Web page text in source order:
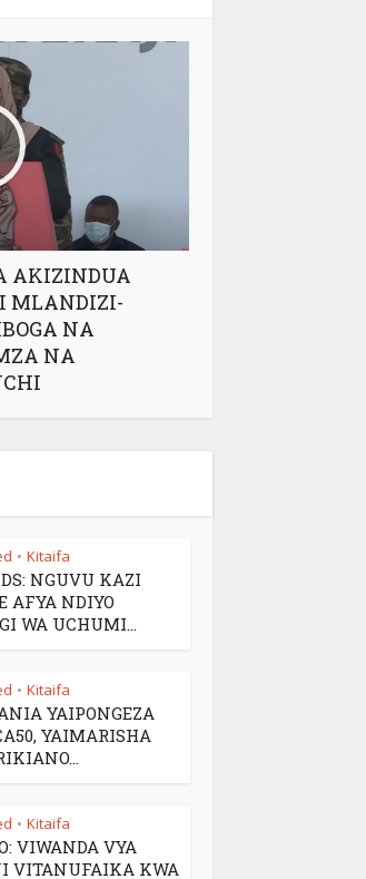
AKIZINDUA
MLANDIZI-
NA
NA
• Kitaifa
NGUVU KAZI
AFYA NDIYO
WA UCHUMI...
• Kitaifa
YAIPONGEZA
YAIMARISHA
• Kitaifa
VIWANDA VYA
VITANUFAIKA KWA